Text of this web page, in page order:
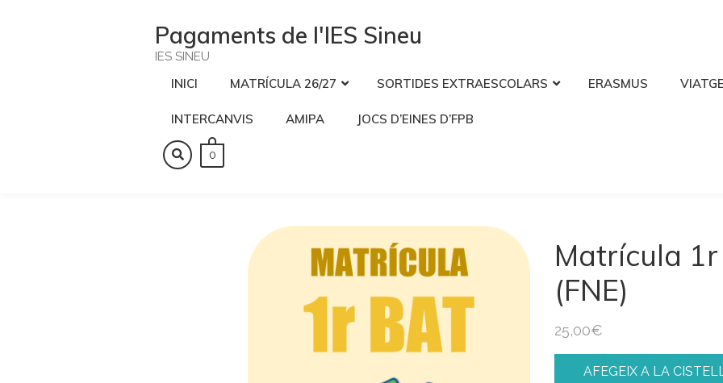
Pagaments de l'IES Sineu
IES SINEU
INICI MATRÍCULA 26/27 SORTIDES EXTRAESCOLARS ERASMUS
INTERCANVIS AMIPA JOCS D’EINES D’FPB
0
Matrícula 1r
(FNE)
25,00€
AFEGEIX A LA